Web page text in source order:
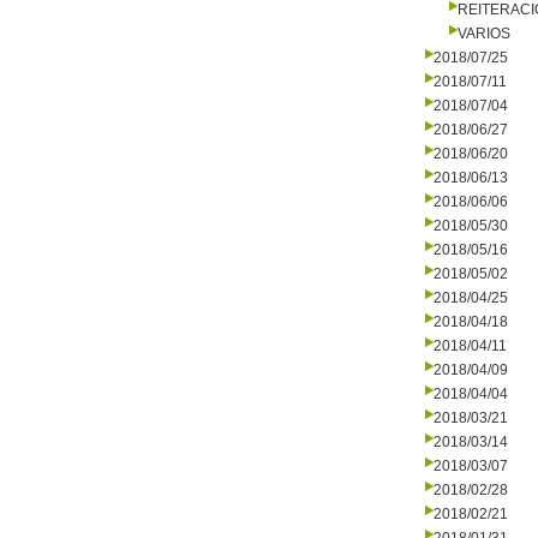
VARIOS
2018/07/25
2018/07/11
2018/07/04
2018/06/27
2018/06/20
2018/06/13
2018/06/06
2018/05/30
2018/05/16
2018/05/02
2018/04/25
2018/04/18
2018/04/11
2018/04/09
2018/04/04
2018/03/21
2018/03/14
2018/03/07
2018/02/28
2018/02/21